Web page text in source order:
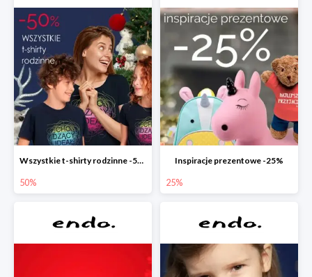
Wszystkie t-shirty rodzinne -50%
50%
Inspiracje prezentowe -25%
25%